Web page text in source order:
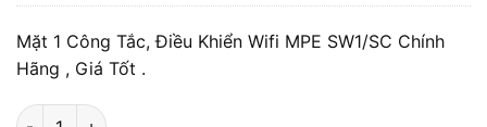
Mặt 1 Công Tắc, Điều Khiển Wifi MPE SW1/SC Chính
Hãng , Giá Tốt .
Mặt 1 Công Tắc, Điều Khiển Wifi MPE SW1/SC số lượng